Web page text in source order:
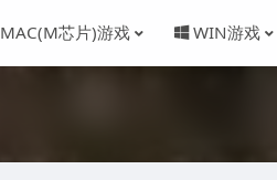
MAC(M芯片)游戏 WIN游戏